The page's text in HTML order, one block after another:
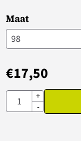
Maat
€17,50
Aantal
+
-